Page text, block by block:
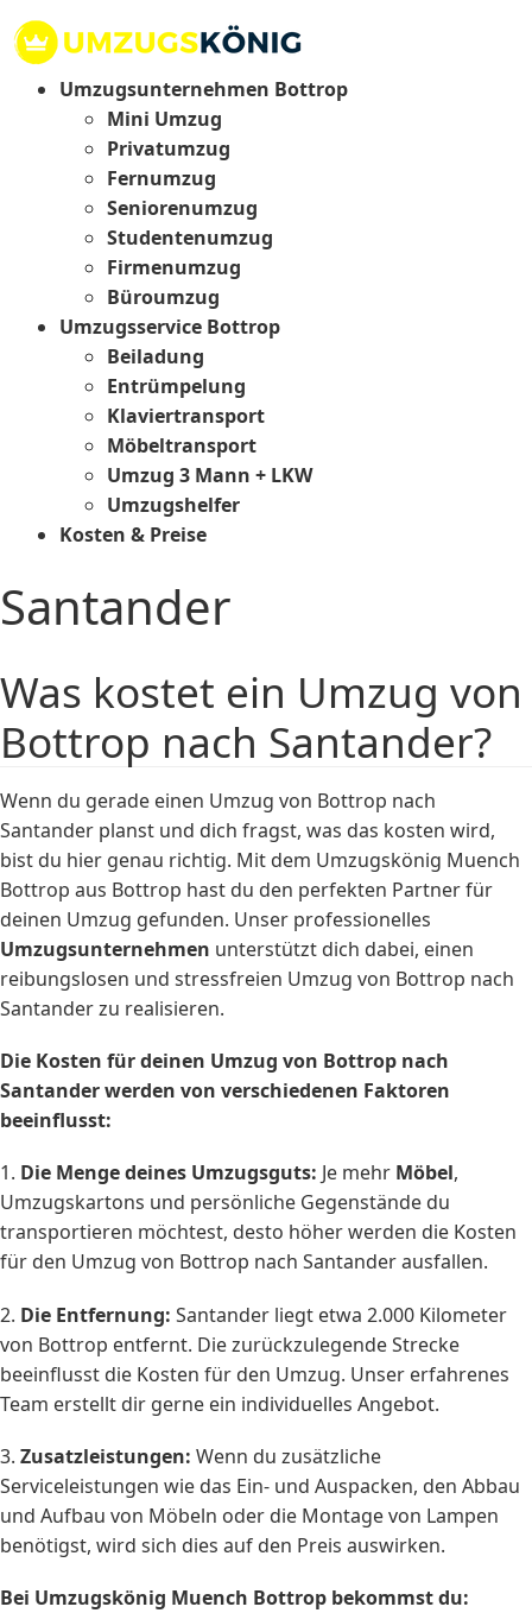
Umzugsunternehmen Bottrop
Mini Umzug
Privatumzug
Fernumzug
Seniorenumzug
Studentenumzug
Firmenumzug
Büroumzug
Umzugsservice Bottrop
Beiladung
Entrümpelung
Klaviertransport
Möbeltransport
Umzug 3 Mann + LKW
Umzugshelfer
Kosten & Preise
Santander
Was kostet ein Umzug von
Bottrop nach Santander?
Wenn du gerade einen Umzug von Bottrop nach
Santander planst und dich fragst, was das kosten wird,
bist du hier genau richtig. Mit dem Umzugskönig Muench
Bottrop aus Bottrop hast du den perfekten Partner für
deinen Umzug gefunden. Unser professionelles
Umzugsunternehmen unterstützt dich dabei, einen
reibungslosen und stressfreien Umzug von Bottrop nach
Santander zu realisieren.
Die Kosten für deinen Umzug von Bottrop nach
Santander werden von verschiedenen Faktoren
beeinflusst:
1. Die Menge deines Umzugsguts: Je mehr Möbel,
Umzugskartons und persönliche Gegenstände du
transportieren möchtest, desto höher werden die Kosten
für den Umzug von Bottrop nach Santander ausfallen.
2. Die Entfernung: Santander liegt etwa 2.000 Kilometer
von Bottrop entfernt. Die zurückzulegende Strecke
beeinflusst die Kosten für den Umzug. Unser erfahrenes
Team erstellt dir gerne ein individuelles Angebot.
3. Zusatzleistungen: Wenn du zusätzliche
Serviceleistungen wie das Ein- und Auspacken, den Abbau
und Aufbau von Möbeln oder die Montage von Lampen
benötigst, wird sich dies auf den Preis auswirken.
Bei Umzugskönig Muench Bottrop bekommst du: